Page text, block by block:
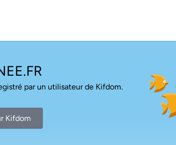
par un utilisateur de Kifdom.
Kifdom